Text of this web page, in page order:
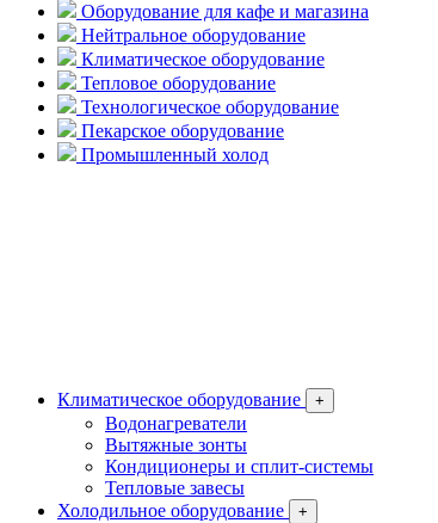
Оборудование для кафе и магазина
Нейтральное оборудование
Климатическое оборудование
Тепловое оборудование
Технологическое оборудование
Пекарское оборудование
Промышленный холод
Климатическое оборудование +
Водонагреватели
Вытяжные зонты
Кондиционеры и сплит-системы
Тепловые завесы
Холодильное оборудование
+